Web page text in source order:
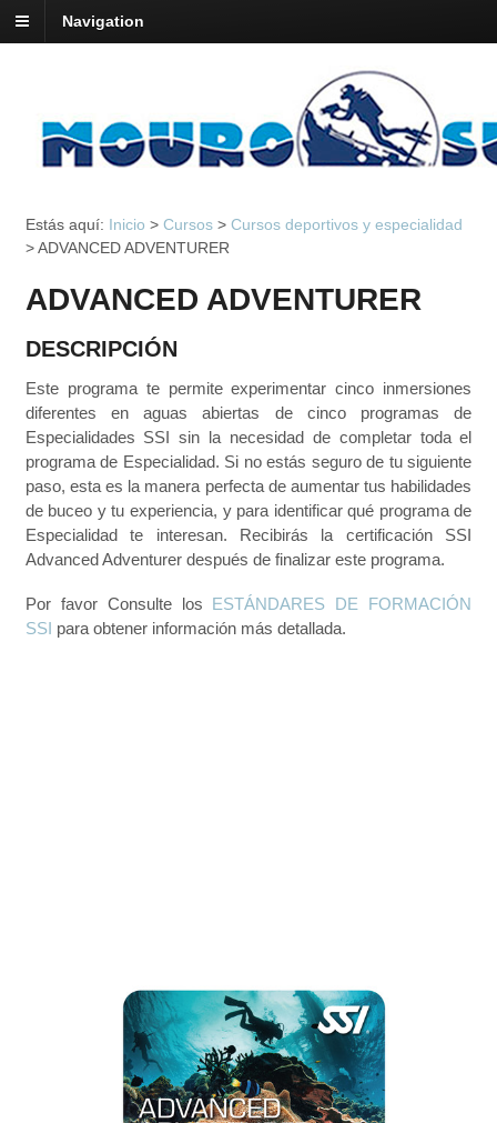
Navigation
Estás aquí: Inicio > Cursos > Cursos deportivos y especialidad
> ADVANCED ADVENTURER
ADVANCED ADVENTURER
DESCRIPCIÓN
Este programa te permite experimentar cinco inmersiones
diferentes en aguas abiertas de cinco programas de
Especialidades SSI sin la necesidad de completar toda el
programa de Especialidad. Si no estás seguro de tu siguiente
paso, esta es la manera perfecta de aumentar tus habilidades
de buceo y tu experiencia, y para identificar qué programa de
Especialidad te interesan. Recibirás la certificación SSI
Advanced Adventurer después de finalizar este programa.
Por favor Consulte los ESTÁNDARES DE FORMACIÓN
SSI para obtener información más detallada.